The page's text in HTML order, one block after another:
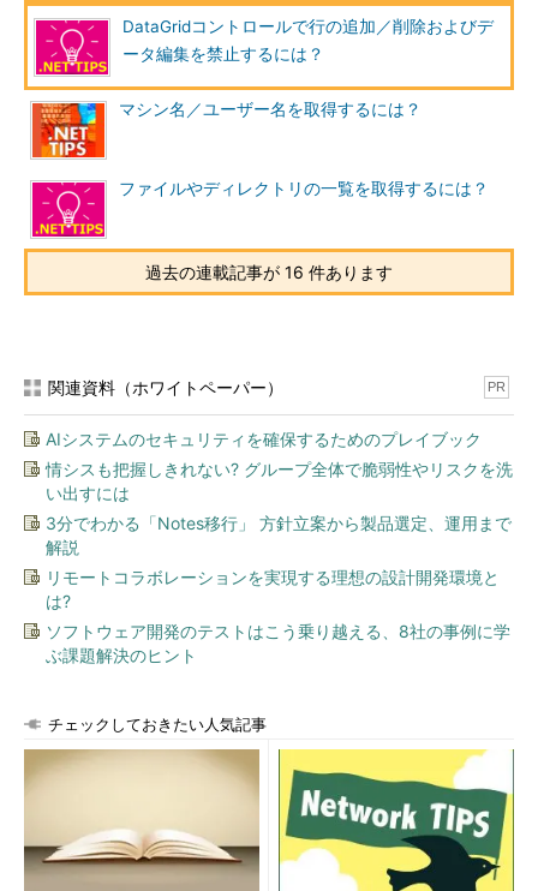
DataGridコントロールで行の追加／削除およびデ
ータ編集を禁止するには？
マシン名／ユーザー名を取得するには？
ファイルやディレクトリの一覧を取得するには？
過去の連載記事が 16 件あります
関連資料（ホワイトペーパー） PR
AIシステムのセキュリティを確保するためのプレイブック
情シスも把握しきれない? グループ全体で脆弱性やリスクを洗
い出すには
3分でわかる「Notes移行」 方針立案から製品選定、運用まで
解説
リモートコラボレーションを実現する理想の設計開発環境と
は?
ソフトウェア開発のテストはこう乗り越える、8社の事例に学
ぶ課題解決のヒント
チェックしておきたい人気記事